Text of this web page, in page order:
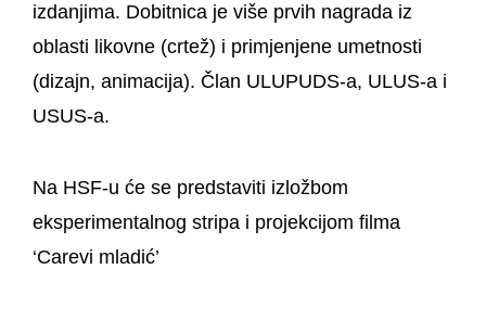
izdanjima. Dobitnica je više prvih nagrada iz
oblasti likovne (crtež) i primjenjene umetnosti
(dizajn, animacija). Član ULUPUDS-a, ULUS-a i
USUS-a.
Na HSF-u će se predstaviti izložbom
eksperimentalnog stripa i projekcijom filma
‘Carevi mladić’